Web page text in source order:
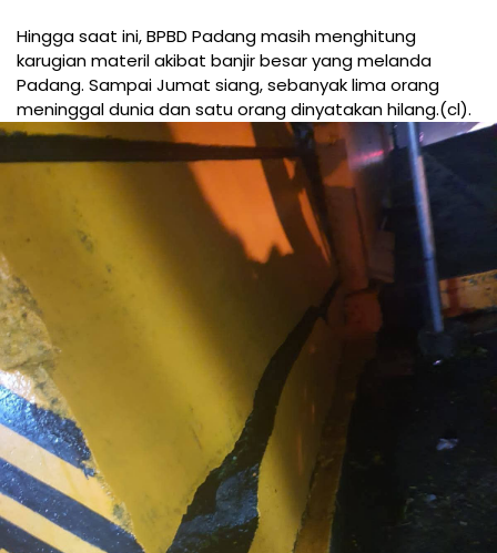
Hingga saat ini, BPBD Padang masih menghitung
karugian materil akibat banjir besar yang melanda
Padang. Sampai Jumat siang, sebanyak lima orang
meninggal dunia dan satu orang dinyatakan hilang.(cl).